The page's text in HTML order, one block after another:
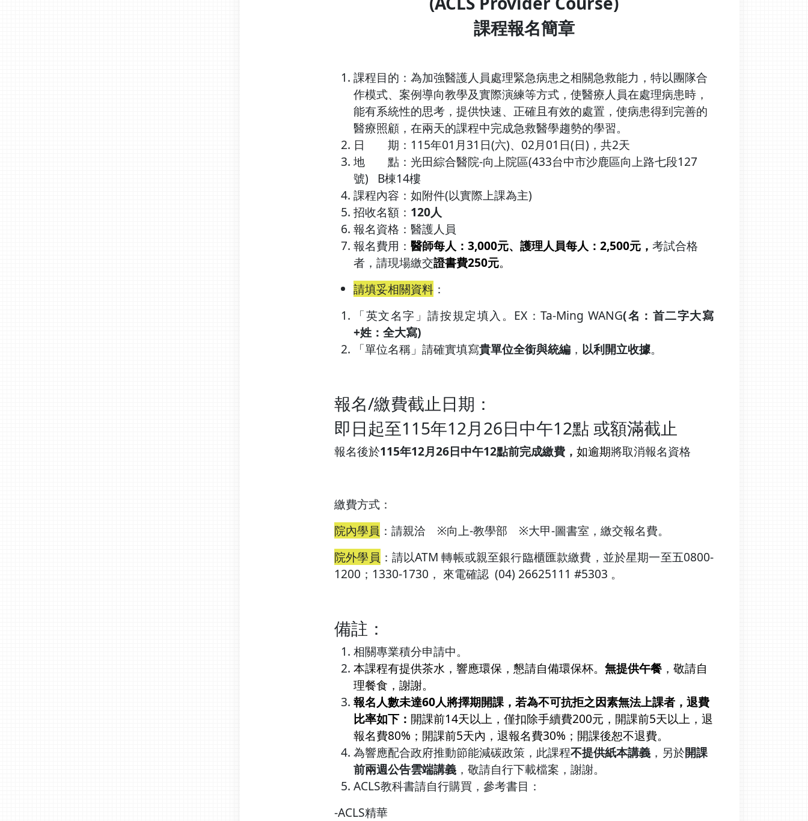
課程報名簡章
課程目的：為加強醫護人員處理緊急病患之相關急救能力，特以團隊合
作模式、案例導向教學及實際演練等方式，使醫療人員在處理病患時，
能有系統性的思考，提供快速、正確且有效的處置，使病患得到完善的
醫療照顧，在兩天的課程中完成急救醫學趨勢的學習。
日 期：115年01月31日(六)、02月01日(日)，共2天
地 點：光田綜合醫院-向上院區(433台中市沙鹿區向上路七段127
號) B棟14樓
課程內容：如附件(以實際上課為主)
招收名額： 120人
報名資格：醫護人員
報名費用： 醫師每人：3,000元、護理人員每人：2,500元， 考試合格
者，請現場繳交證書費250元。
請填妥相關資料 ：
「英文名字」請按規定填入。EX：Ta-Ming WANG(名：首二字大寫
+姓：全大寫)
「單位名稱」請確實填寫貴單位全銜與統編 ， 以利開立收據。
報名/繳費截止日期：
即日起至115年12月26日中午12點 或額滿截止
報名後於115年12月26日中午12點前完成繳費， 如逾期將取消報名資格
繳費方式：
院內學員 ：請親洽 ※向上-教學部 ※大甲-圖書室，繳交報名費。
院外學員 ：請以ATM 轉帳或親至銀行臨櫃匯款繳費，並於星期一至五0800-
1200；1330-1730， 來電確認 (04) 26625111 #5303 。
備註：
相關專業積分申請中。
本課程有提供茶水，響應環保，懇請自備環保杯。 無提供午餐 ，敬請自
理餐食，謝謝。
報名人數未達60人將擇期開課，若為不可抗拒之因素無法上課者，退費
比率如下： 開課前14天以上，僅扣除手續費200元，開課前5天以上，退
報名費80%；開課前5天內，退報名費30%；開課後恕不退費。
為響應配合政府推動節能減碳政策，此課程不提供紙本講義 ，另於開課
前兩週公告雲端講義 ，敬請自行下載檔案，謝謝。
ACLS教科書請自行購買，參考書目：
-ACLS精華